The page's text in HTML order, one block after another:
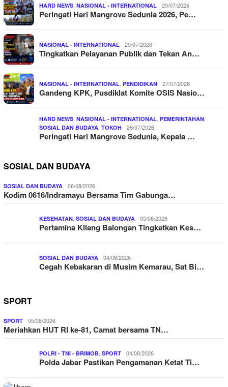
HARD NEWS NASIONAL - INTERNATIONAL 29/07/2026
Peringati Hari Mangrove Sedunia 2026, Pe…
NASIONAL - INTERNATIONAL 29/07/2026
Tingkatkan Pelayanan Publik dan Tekan An…
NASIONAL - INTERNATIONAL PENDIDIKAN 27/07/2026
Gandeng KPK, Pusdiklat Komite OSIS Nasio…
HARD NEWS NASIONAL - INTERNATIONAL PEMERINTAHAN
SOSIAL DAN BUDAYA TOKOH 26/07/2026
Peringati Hari Mangrove Sedunia, Kepala …
SOSIAL DAN BUDAYA
SOSIAL DAN BUDAYA 06/08/2026
Kodim 0616/Indramayu Bersama Tim Gabunga…
KESEHATAN SOSIAL DAN BUDAYA 05/08/2026
Pertamina Kilang Balongan Tingkatkan Kes…
SOSIAL DAN BUDAYA 04/08/2026
Cegah Kebakaran di Musim Kemarau, Sat Bi…
SPORT
SPORT 05/08/2026
Meriahkan HUT RI ke-81, Camat bersama TN…
POLRI - TNI - BRIMOB SPORT 04/08/2026
Polda Jabar Pastikan Pengamanan Ketat Ti…